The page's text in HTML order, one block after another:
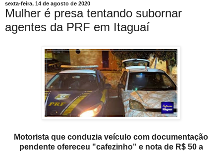
sexta-feira, 14 de agosto de 2020
Mulher é presa tentando subornar
agentes da PRF em Itaguaí
Motorista que conduzia veículo com documentação
pendente ofereceu "cafezinho" e nota de R$ 50 a